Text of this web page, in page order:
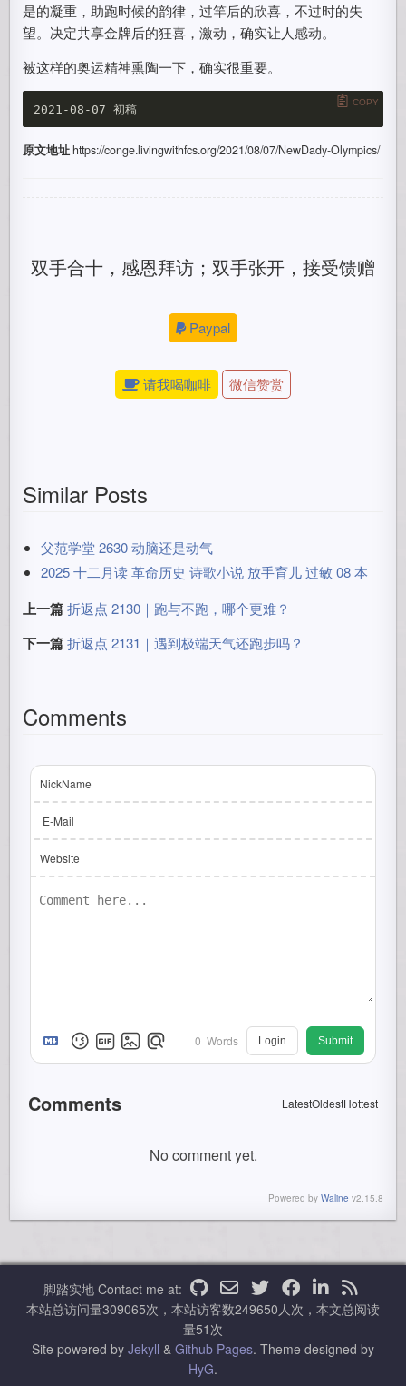
是的凝重，助跑时候的韵律，过竿后的欣喜，不过时的失
望。决定共享金牌后的狂喜，激动，确实让人感动。
被这样的奥运精神熏陶一下，确实很重要。
COPY
原文地址https://conge.livingwithfcs.org/2021/08/07/NewDady-Olympics/
双手合十，感恩拜访；双手张开，接受馈赠
Paypal
请我喝咖啡 微信赞赏
Similar Posts
父范学堂 2630 动脑还是动气
2025 十二月读 革命历史 诗歌小说 放手育儿 过敏 08 本
上一篇 折返点 2130｜跑与不跑，哪个更难？
下一篇 折返点 2131｜遇到极端天气还跑步吗？
Comments
NickName
E-Mail
Website
0 Words Login Submit
Comments LatestOldestHottest
No comment yet.
Powered by Waline v2.15.8
脚踏实地 Contact me at:
本站总访问量309065次，本站访客数249650人次，本文总阅读
量51 次
Site powered by Jekyll & Github Pages. Theme designed by
HyG.